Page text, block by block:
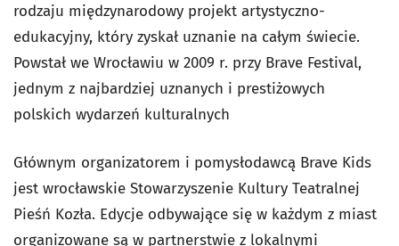
rodzaju międzynarodowy projekt artystyczno-
edukacyjny, który zyskał uznanie na całym świecie.
Powstał we Wrocławiu w 2009 r. przy Brave Festival,
jednym z najbardziej uznanych i prestiżowych
polskich wydarzeń kulturalnych
Głównym organizatorem i pomysłodawcą Brave Kids
jest wrocławskie Stowarzyszenie Kultury Teatralnej
Pieśń Kozła. Edycje odbywające się w każdym z miast
organizowane są w partnerstwie z lokalnymi